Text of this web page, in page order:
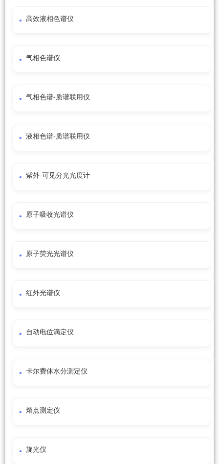
高效液相色谱仪
气相色谱仪
气相色谱-质谱联用仪
液相色谱-质谱联用仪
紫外-可见分光光度计
原子吸收光谱仪
原子荧光光谱仪
红外光谱仪
自动电位滴定仪
卡尔费休水分测定仪
熔点测定仪
旋光仪